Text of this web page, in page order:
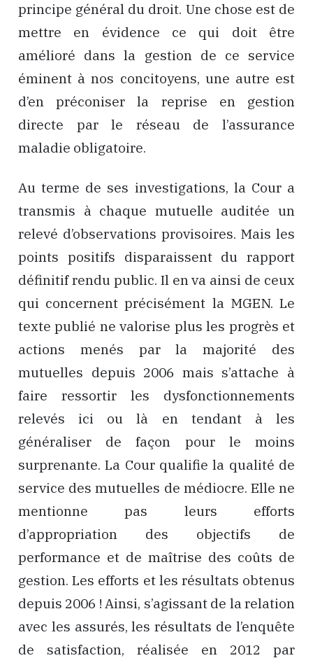
principe général du droit. Une chose est de
mettre en évidence ce qui doit être
amélioré dans la gestion de ce service
éminent à nos concitoyens, une autre est
d’en préconiser la reprise en gestion
directe par le réseau de l’assurance
maladie obligatoire.
Au terme de ses investigations, la Cour a
transmis à chaque mutuelle auditée un
relevé d’observations provisoires. Mais les
points positifs disparaissent du rapport
définitif rendu public. Il en va ainsi de ceux
qui concernent précisément la MGEN. Le
texte publié ne valorise plus les progrès et
actions menés par la majorité des
mutuelles depuis 2006 mais s’attache à
faire ressortir les dysfonctionnements
relevés ici ou là en tendant à les
généraliser de façon pour le moins
surprenante. La Cour qualifie la qualité de
service des mutuelles de médiocre. Elle ne
mentionne pas leurs efforts
d’appropriation des objectifs de
performance et de maîtrise des coûts de
gestion. Les efforts et les résultats obtenus
depuis 2006 ! Ainsi, s’agissant de la relation
avec les assurés, les résultats de l’enquête
de satisfaction, réalisée en 2012 par